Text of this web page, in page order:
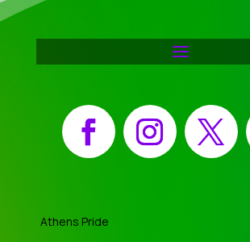
Facebook Instagram X
Athens Pride